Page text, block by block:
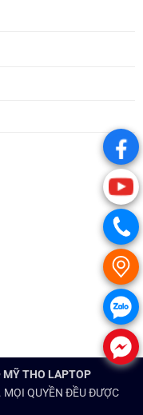
MỸ THO LAPTOP
. MỌI QUYỀN ĐỀU ĐƯỢC
.
.
.
.
.
.